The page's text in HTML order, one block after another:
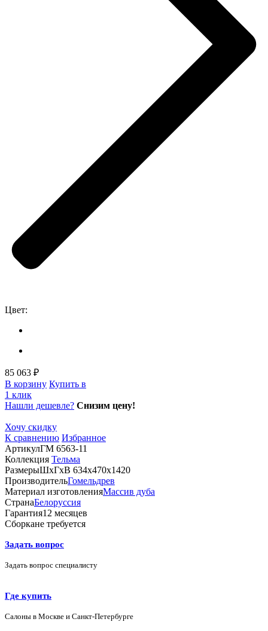
Цвет:
85 063 ₽
В корзину Купить в
1 клик
Нашли дешевле? Снизим цену!
Хочу скидку
К сравнению Избранное
АртикулГМ 6563-11
Коллекция Тельма
РазмерыШхГхВ 634х470х1420
ПроизводительГомельдрев
Материал изготовленияМассив дуба
СтранаБелоруссия
Гарантия12 месяцев
Сборкане требуется
Задать вопрос
Задать вопрос специалисту
Где купить
Салоны в Москве и Санкт-Петербурге